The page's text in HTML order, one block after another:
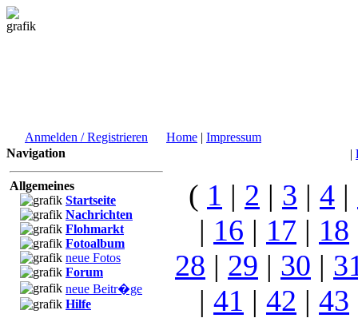
Anmelden / Registrieren Home | Impressum
Navigation
Allgemeines
Startseite
Nachrichten
Flohmarkt
Fotoalbum
neue Fotos
Forum
neue Beitr�ge
Hilfe
|
( 1 | 2 | 3 | 4 |
| 16 | 17 | 18
28 | 29 | 30 |
| 41 | 42 | 43